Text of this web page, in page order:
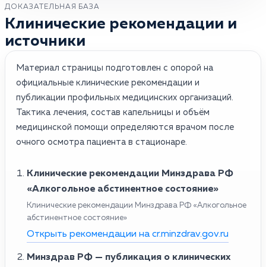
ДОКАЗАТЕЛЬНАЯ БАЗА
Клинические рекомендации и
источники
Материал страницы подготовлен с опорой на
официальные клинические рекомендации и
публикации профильных медицинских организаций.
Тактика лечения, состав капельницы и объём
медицинской помощи определяются врачом после
очного осмотра пациента в стационаре.
Клинические рекомендации Минздрава РФ
«Алкогольное абстинентное состояние»
Клинические рекомендации Минздрава РФ «Алкогольное
абстинентное состояние»
Открыть рекомендации на cr.minzdrav.gov.ru
Минздрав РФ — публикация о клинических